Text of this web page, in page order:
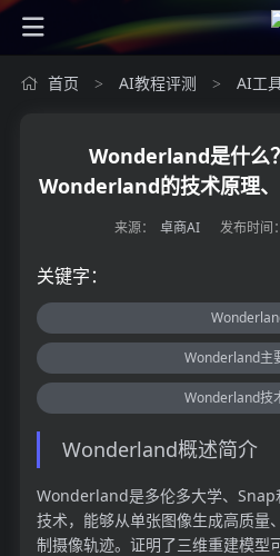
首页 > AI教程评测 > AI工
Wonderland是什么
Wonderland的技术原理
来源： 卓商AI 发布时间：
关键字：
Wonderland主
Wonderland技
Wonderland概述简介
Wonderland是多伦多大学、Snap
技术，能够从单张图像生成高质量
制摄像轨迹。证明了三维重建模型